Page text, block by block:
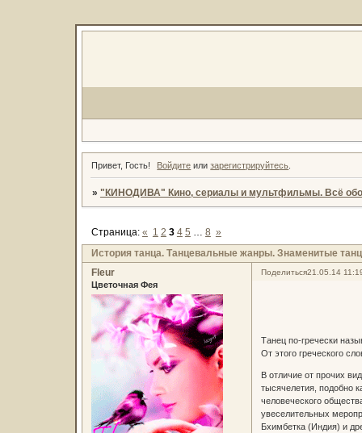
Привет, Гость! Войдите илизарегистрируйтесь
» "КИНОДИВА" Кино, сериалы и мультфильмы. Всё
История танца. Танцевальные жанры. Знаменитые
Страница: « 1 2 3 4 5 … 8 »
Поделиться21.05.14
Fleur
Цветочная Фея
Танец по-гречески
От этого греческого
В отличие от прочих
тысячелетия, подобно
человеческого
увеселительных
Бхимбетка (Индия) и